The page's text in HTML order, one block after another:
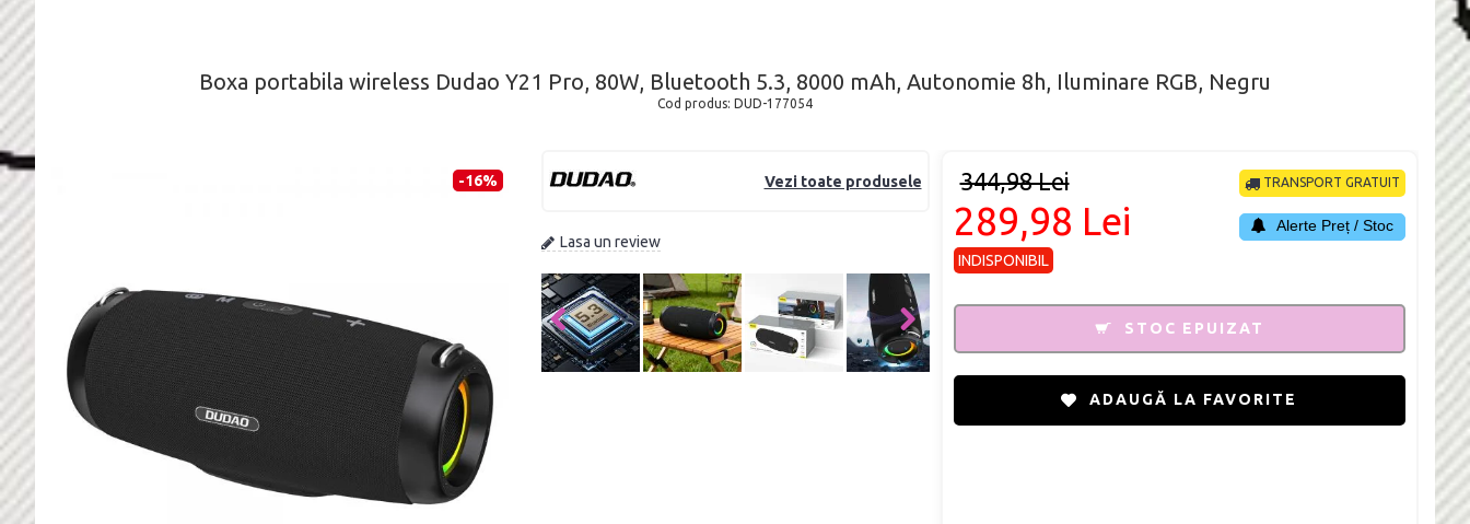
Boxa portabila wireless Dudao Y21 Pro, 80W, Bluetooth 5.3, 8000 mAh, Autonomie 8h, Iluminare RGB, Negru
Cod produs: DUD-177054
-16% Vezi toate produsele
Lasa un review
344,98 Lei
289,98 Lei
INDISPONIBIL
TRANSPORT GRATUIT
Alerte Preț / Stoc
STOC EPUIZAT
ADAUGĂ LA FAVORITE